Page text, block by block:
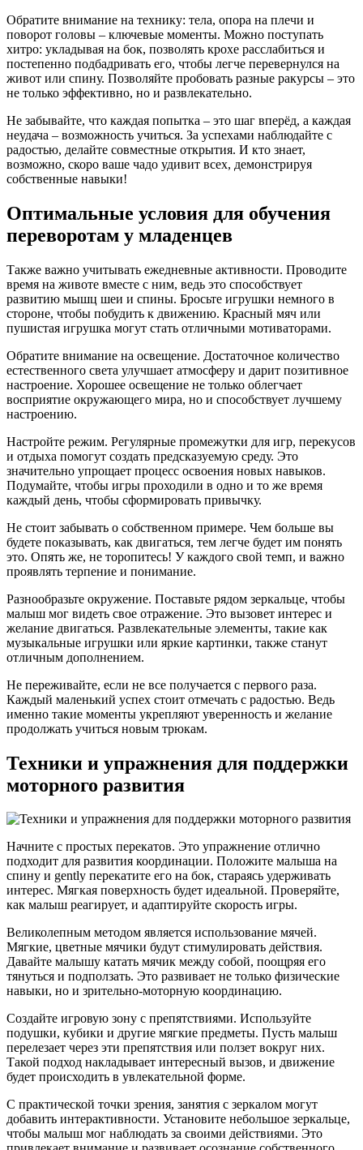
Обратите внимание на технику: тела, опора на плечи и
поворот головы – ключевые моменты. Можно поступать
хитро: укладывая на бок, позволять крохе расслабиться и
постепенно подбадривать его, чтобы легче перевернулся на
живот или спину. Позволяйте пробовать разные ракурсы – это
не только эффективно, но и развлекательно.
Не забывайте, что каждая попытка – это шаг вперёд, а каждая
неудача – возможность учиться. За успехами наблюдайте с
радостью, делайте совместные открытия. И кто знает,
возможно, скоро ваше чадо удивит всех, демонстрируя
собственные навыки!
Оптимальные условия для обучения
переворотам у младенцев
Также важно учитывать ежедневные активности. Проводите
время на животе вместе с ним, ведь это способствует
развитию мышц шеи и спины. Бросьте игрушки немного в
стороне, чтобы побудить к движению. Красный мяч или
пушистая игрушка могут стать отличными мотиваторами.
Обратите внимание на освещение. Достаточное количество
естественного света улучшает атмосферу и дарит позитивное
настроение. Хорошее освещение не только облегчает
восприятие окружающего мира, но и способствует лучшему
настроению.
Настройте режим. Регулярные промежутки для игр, перекусов
и отдыха помогут создать предсказуемую среду. Это
значительно упрощает процесс освоения новых навыков.
Подумайте, чтобы игры проходили в одно и то же время
каждый день, чтобы сформировать привычку.
Не стоит забывать о собственном примере. Чем больше вы
будете показывать, как двигаться, тем легче будет им понять
это. Опять же, не торопитесь! У каждого свой темп, и важно
проявлять терпение и понимание.
Разнообразьте окружение. Поставьте рядом зеркальце, чтобы
малыш мог видеть свое отражение. Это вызовет интерес и
желание двигаться. Развлекательные элементы, такие как
музыкальные игрушки или яркие картинки, также станут
отличным дополнением.
Не переживайте, если не все получается с первого раза.
Каждый маленький успех стоит отмечать с радостью. Ведь
именно такие моменты укрепляют уверенность и желание
продолжать учиться новым трюкам.
Техники и упражнения для поддержки
моторного развития
Начните с простых перекатов. Это упражнение отлично
подходит для развития координации. Положите малыша на
спину и gently перекатите его на бок, стараясь удерживать
интерес. Мягкая поверхность будет идеальной. Проверяйте,
как малыш реагирует, и адаптируйте скорость игры.
Великолепным методом является использование мячей.
Мягкие, цветные мячики будут стимулировать действия.
Давайте малышу катать мячик между собой, поощряя его
тянуться и подползать. Это развивает не только физические
навыки, но и зрительно-моторную координацию.
Создайте игровую зону с препятствиями. Используйте
подушки, кубики и другие мягкие предметы. Пусть малыш
перелезает через эти препятствия или ползет вокруг них.
Такой подход накладывает интересный вызов, и движение
будет происходить в увлекательной форме.
С практической точки зрения, занятия с зеркалом могут
добавить интерактивности. Установите небольшое зеркальце,
чтобы малыш мог наблюдать за своими действиями. Это